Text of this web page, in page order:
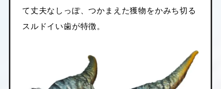
て丈夫なしっぽ、つかまえた獲物をかみち切る
スルドイい歯が特徴。